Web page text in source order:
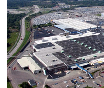
fabrication pour
clients, qu'